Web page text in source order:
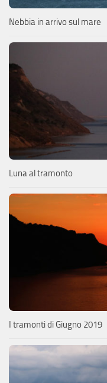
Nebbia in arrivo sul mare
Luna al tramonto
I tramonti di Giugno 2019